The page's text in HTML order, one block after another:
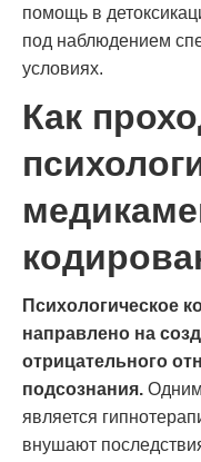
помощь в
под наблюдением
условиях.
Как
Психологическое
направлено на
отрицательного
подсознания.
является
внушают